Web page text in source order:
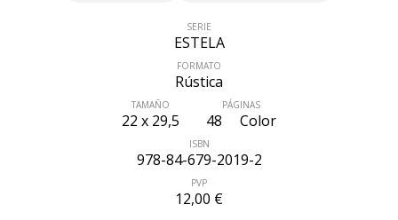
SERIE
ESTELA
FORMATO
Rústica
TAMAÑO
22 x 29,5
PÁGINAS
48 Color
ISBN
978-84-679-2019-2
PVP
12,00 €